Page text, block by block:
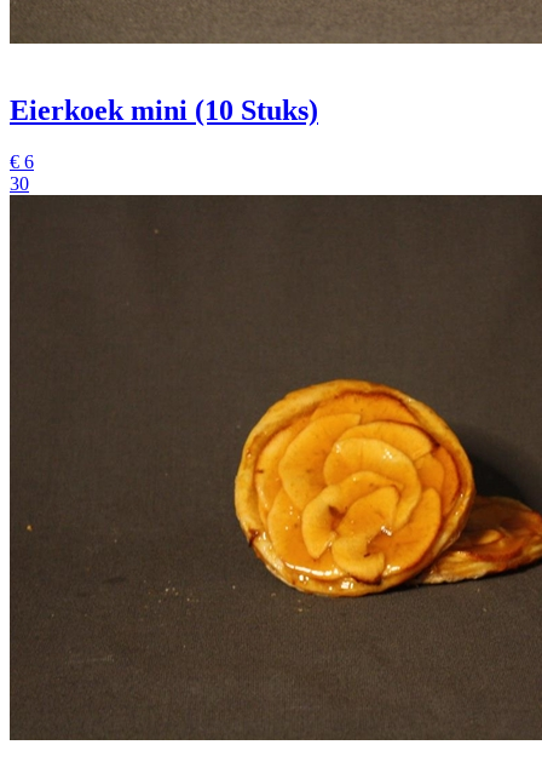
Eierkoek mini (10 Stuks)
€ 6
30